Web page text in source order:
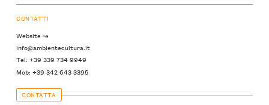
CONTATTI
Website ↝
info@ambientecultura.it
Tel: +39 339 734 9949
Mob: +39 342 643 3395
CONTATTA